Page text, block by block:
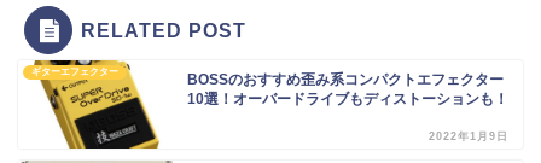
RELATED POST
ギターエフェクター
BOSSのおすすめ歪み系コンパクトエフェクター
10選！オーバードライブもディストーションも！
2022年1月9日